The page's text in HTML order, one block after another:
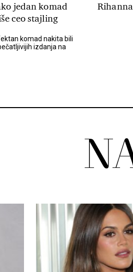
jedan komad
ceo stajling
komad nakita bili
izdanja na